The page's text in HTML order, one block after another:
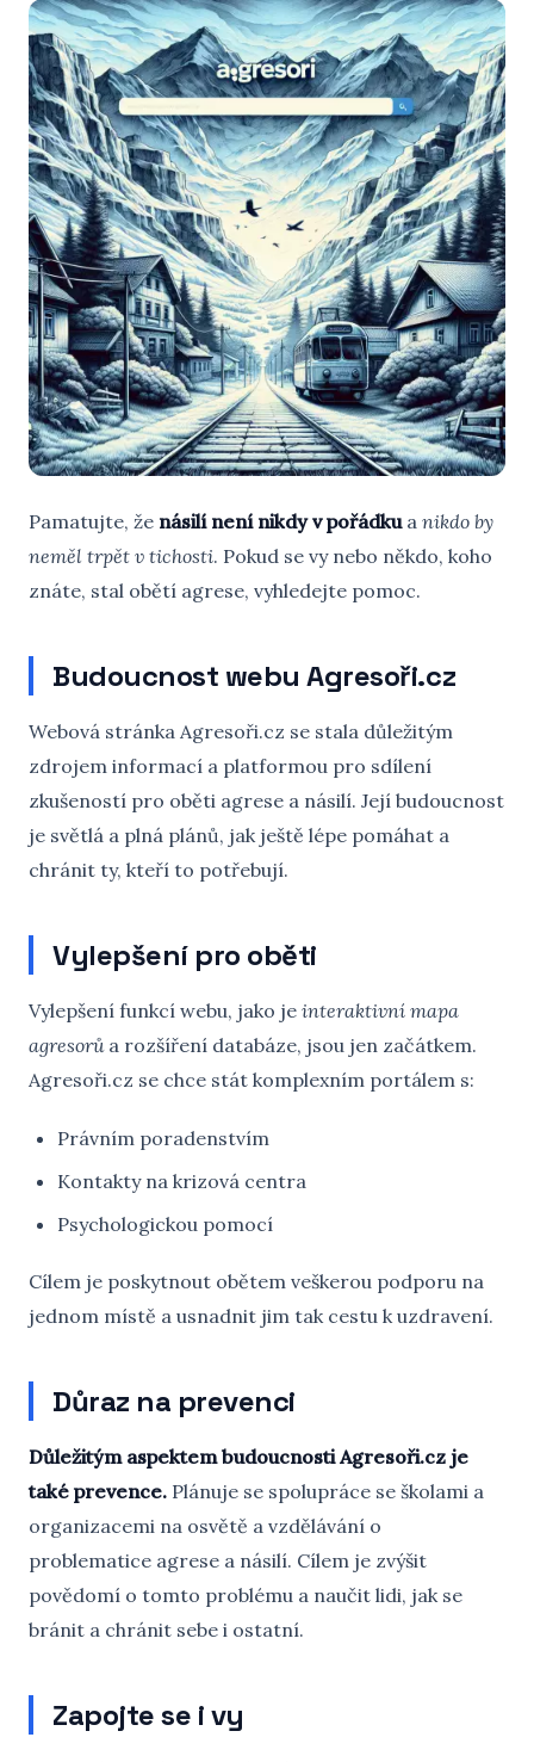
Pamatujte, že násilí není nikdy v pořádkua nikdo by
neměl trpět v tichosti. Pokud se vy nebo někdo, koho
znáte, stal obětí agrese, vyhledejte pomoc.
Budoucnost webu Agresoři.cz
Webová stránka Agresoři.cz se stala důležitým
zdrojem informací a platformou pro sdílení
zkušeností pro oběti agrese a násilí. Její budoucnost
je světlá a plná plánů, jak ještě lépe pomáhat a
chránit ty, kteří to potřebují.
Vylepšení pro oběti
Vylepšení funkcí webu, jako je interaktivní mapa
agresorůa rozšíření databáze, jsou jen začátkem.
Agresoři.cz se chce stát komplexním portálem s:
Právním poradenstvím
Kontakty na krizová centra
Psychologickou pomocí
Cílem je poskytnout obětem veškerou podporu na
jednom místě a usnadnit jim tak cestu k uzdravení.
Důraz na prevenci
Důležitým aspektem budoucnosti Agresoři.cz je
také prevence. Plánuje se spolupráce se školami a
organizacemi na osvětě a vzdělávání o
problematice agrese a násilí. Cílem je zvýšit
povědomí o tomto problému a naučit lidi, jak se
bránit a chránit sebe i ostatní.
Zapojte se i vy